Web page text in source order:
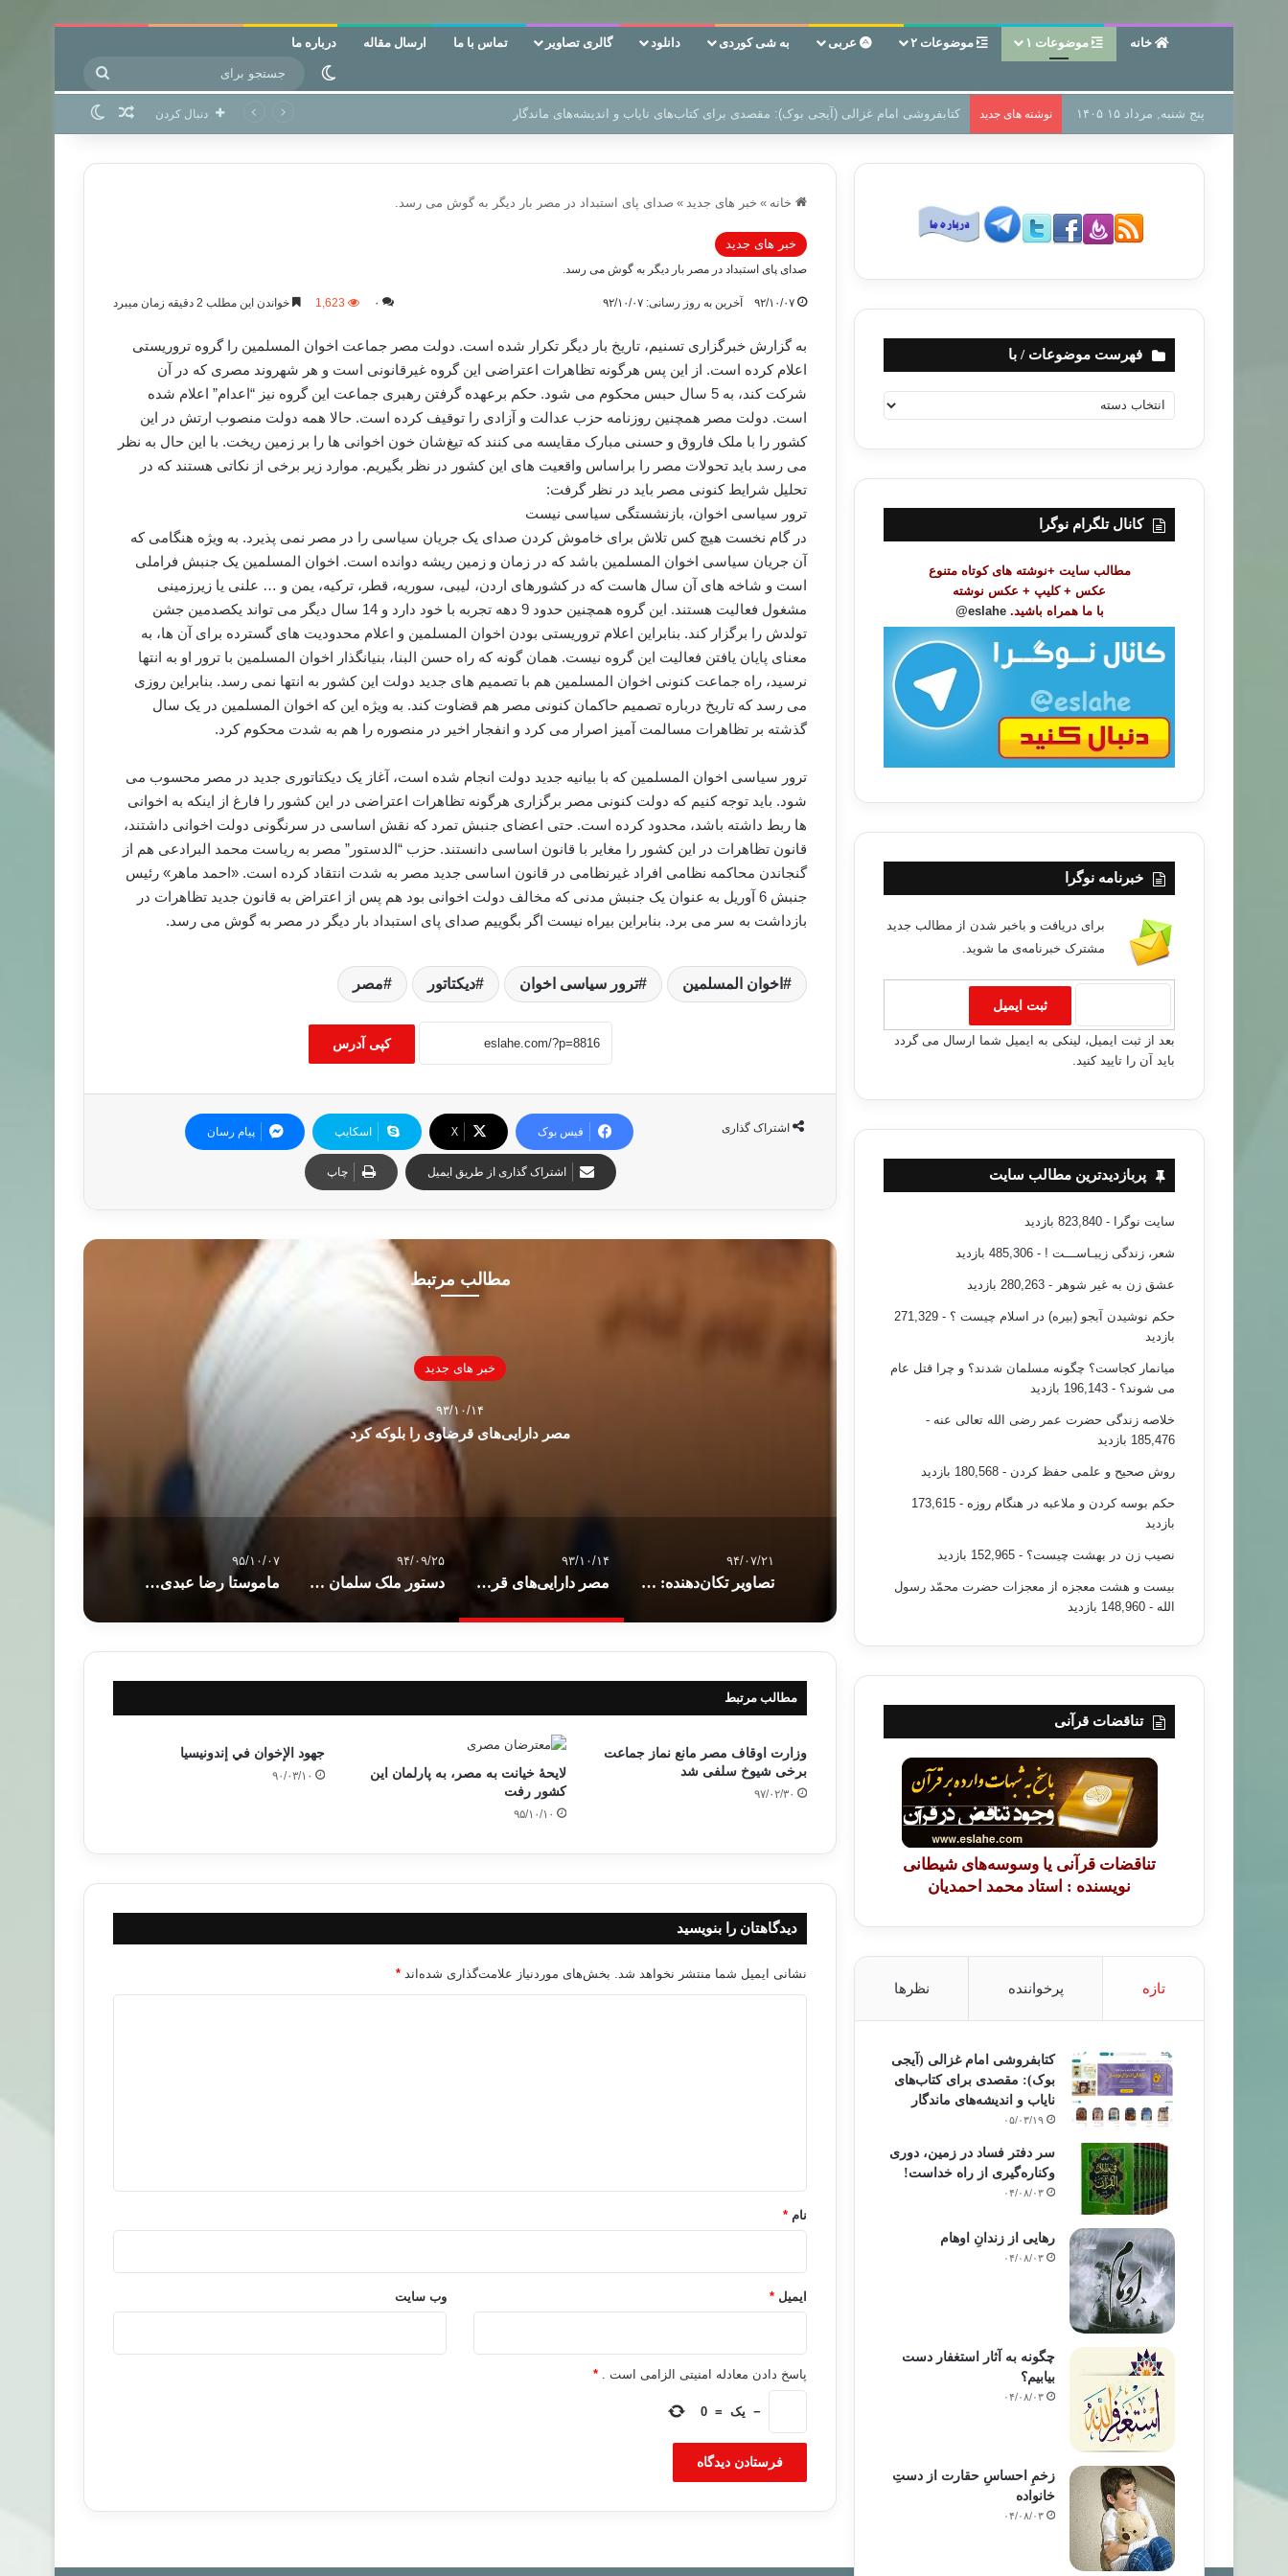
خانه موضوعات ۱ موضوعات ۲ عربی به شی کوردی دانلود گالری تصاویر تماس با ما ارسال مقاله درباره ما
تغییر پوسته
برای پنج شنبه, مرداد ۱۵ ۱۴۰۵ نوشته های جدید سر دفتر فساد در زمین‌، دوری وکناره‌گیری از راه خداست‌! دنبال کردن نوشته تصادفی
خانه » خبر های جدید » صدای پای استبداد در مصر بار دیگر به گوش می رسد.
خبر های جدید
صدای پای استبداد در مصر بار دیگر به گوش می رسد.
۹۲/۱۰/۰۷ آخرین به روز رسانی: ۹۲/۱۰/۰۷ ۰ 1,623 خواندن این مطلب 2 دقیقه زمان میبرد
به گزارش خبرگزاری تسنیم، تاریخ بار دیگر تکرار شده است. دولت مصر جماعت اخوان المسلمین را گروه تروریستی
اعلام کرده است. از این پس هرگونه تظاهرات اعتراضی این گروه غیرقانونی است و هر شهروند مصری که در آن
شرکت کند، به 5 سال حبس محکوم می شود. حکم برعهده گرفتن رهبری جماعت این گروه نیز “اعدام” اعلام شده
است. دولت مصر همچنین روزنامه حزب عدالت و آزادی را توقیف کرده است. حالا همه دولت منصوب ارتش در این
کشور را با ملک فاروق و حسنی مبارک مقایسه می کنند که تیغ‌شان خون اخوانی ها را بر زمین ریخت. با این حال به نظر
می رسد باید تحولات مصر را براساس واقعیت های این کشور در نظر بگیریم. موارد زیر برخی از نکاتی هستند که در
تحلیل شرایط کنونی مصر باید در نظر گرفت:
ترور سیاسی اخوان، بازنشستگی سیاسی نیست
در گام نخست هیچ کس تلاش برای خاموش کردن صدای یک جریان سیاسی را در مصر نمی پذیرد. به ویژه هنگامی که
آن جریان سیاسی اخوان المسلمین باشد که در زمان و زمین ریشه دوانده است. اخوان المسلمین یک جنبش فراملی
است و شاخه های آن سال هاست که در کشورهای اردن، لیبی، سوریه، قطر، ترکیه، یمن و … علنی یا زیرزمینی
مشغول فعالیت هستند. این گروه همچنین حدود 9 دهه تجربه با خود دارد و 14 سال دیگر می تواند یکصدمین جشن
تولدش را برگزار کند. بنابراین اعلام تروریستی بودن اخوان المسلمین و اعلام محدودیت های گسترده برای آن ها، به
معنای پایان یافتن فعالیت این گروه نیست. همان گونه که راه حسن البنا، بنیانگذار اخوان المسلمین با ترور او به انتها
نرسید، راه جماعت کنونی اخوان المسلمین هم با تصمیم های جدید دولت این کشور به انتها نمی رسد. بنابراین روزی
می رسد که تاریخ درباره تصمیم حاکمان کنونی مصر هم قضاوت کند. به ویژه این که اخوان المسلمین در یک سال
گذشته بر تظاهرات مسالمت آمیز اصرار می کرد و انفجار اخیر در منصوره را هم به شدت محکوم کرد.
ترور سیاسی اخوان المسلمین که با بیانیه جدید دولت انجام شده است، آغاز یک دیکتاتوری جدید در مصر محسوب می
شود. باید توجه کنیم که دولت کنونی مصر برگزاری هرگونه تظاهرات اعتراضی در این کشور را فارغ از اینکه به اخوانی
ها ربط داشته باشد، محدود کرده است. حتی اعضای جنبش تمرد که نقش اساسی در سرنگونی دولت اخوانی داشتند،
قانون تظاهرات در این کشور را مغایر با قانون اساسی دانستند. حزب “الدستور” مصر به ریاست محمد البرادعی هم از
گنجاندن محاکمه نظامی افراد غیرنظامی در قانون اساسی جدید مصر به شدت انتقاد کرده است. «احمد ماهر» رئیس
جنبش 6 آوریل به عنوان یک جنبش مدنی که مخالف دولت اخوانی بود هم پس از اعتراض به قانون جدید تظاهرات در
بازداشت به سر می برد. بنابراین بیراه نیست اگر بگوییم صدای پای استبداد بار دیگر در مصر به گوش می رسد.
اخوان المسلمین ترور سیاسی اخوان دیکتاتور مصر
کپی آدرس
اشتراک گذاری فیس بوک X اسکایپ پیام رسان
اشتراک گذاری از طریق ایمیل چاپ
مطالب مرتبط
کودکان پناهجوی سوری کجا می‌خوابند؟
خبر های جدید
۹۳/۱۰/۱۴
مصر دارایی‌های قرضاوی را بلوکه کرد
۹۴/۰۷/۲۱
تصاویر تکان‌دهنده: کودکان پناهجوی سوری کجا می‌خوابند؟
۹۳/۱۰/۱۴
مصر دارایی‌های قرضاوی را بلوکه کرد
۹۴/۰۹/۲۵
دستور ملک سلمان برای افزایش کمک های ریاض به قاهره
۹۵/۱۰/۰۷
ماموستا رضا عبدی از علمای برجسته‌ی اهل سنّت آذربایجان غربی بازداشت شد
مطالب مرتبط
وزارت اوقاف مصر مانع نماز جماعت
برخی شیوخ سلفی شد
۹۷/۰۲/۳۰
لایحۀ خیانت به مصر، به پارلمان این
کشور رفت
۹۵/۱۰/۱۰
جهود الإخوان في إندونيسيا
۹۰/۰۳/۱۰
دیدگاهتان را بنویسید
نشانی ایمیل شما منتشر نخواهد شد. بخش‌های موردنیاز علامت‌گذاری شده‌اند *
نام *
ایمیل * وب‌ سایت
پاسخ دادن معادله امنیتی الزامی است . *
− یک =
0
فهرست موضوعات / با
ه
ت
ض
کانال تلگرام نوگرا
مطالب سایت +نوشته های کوتاه متنوع
عکس + کلیپ + عکس نوشته
با ما همراه باشید. eslahe@
خبرنامه نوگرا
برای دریافت و باخبر شدن از مطالب جدید
مشترک خبرنامه‌ی ما شوید.
بعد از ثبت ایمیل، لینکی به ایمیل شما ارسال می گردد
باید آن را تایید کنید.
پربازدیدترین مطالب سایت
سایت نوگرا - 823,840 بازدید
شعر، زندگی زیبـاســـت ! - 485,306 بازدید
عشق زن به غیر شوهر - 280,263 بازدید
حکم نوشیدن آبجو (بیره) در اسلام چیست ؟
- 271,329
بازدید
میانمار کجاست؟ چگونه مسلمان شدند؟ و چرا قتل عام
می شوند؟ - 196,143 بازدید
خلاصه زندگی حضرت عمر رضی الله تعالی عنه -
185,476 بازدید
روش صحیح و علمی حفظ کردن - 180,568 بازدید
حکم بوسه کردن و ملاعبه در هنگام روزه
- 173,615
بازدید
نصیب زن در بهشت چیست؟ - 152,965 بازدید
بیست و هشت معجزه از معجزات حضرت محمّد رسول
الله - 148,960 بازدید
تناقضات قرآنی
تناقضات قرآنی یا وسوسه‌های شیطانی
نویسنده : استاد محمد احمدیان
تازه پرخواننده نظرها
کتابفروشی امام غزالی (آیجی
بوک): مقصدی برای کتاب‌های
نایاب و اندیشه‌های ماندگار
۰۵/۰۳/۱۹
سر دفتر فساد در زمین‌، دوری
وکناره‌گیری از راه خداست‌!
۰۴/۰۸/۰۳
رهایی از زندانِ اوهام
۰۴/۰۸/۰۳
چگونه به آثار استغفار دست
بیابیم؟
۰۴/۰۸/۰۳
زخمِ احساسِ حقارت از دستِ
خانواده
۰۴/۰۸/۰۳